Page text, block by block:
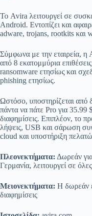
Το Avira λειτουργεί σε
Android. Εντοπίζει και
adware, trojans, rootkits και
Σύμφωνα με την εταιρεία, η
από 8 εκατομμύρια
ransomware ετησίως και
phishing ετησίως.
Ωστόσο, υποστηρίζεται από
πάντα να πάτε Pro για 35.99
διαφημίσεις. Επιπλέον, το
λήψεις, USB και σάρωση
cloud και υποστήριξη
Πλεονεκτήματα: Δωρεάν
Γερμανία, λειτουργεί σε
Μειονεκτήματα: Η δωρεάν
διαφημίσεις